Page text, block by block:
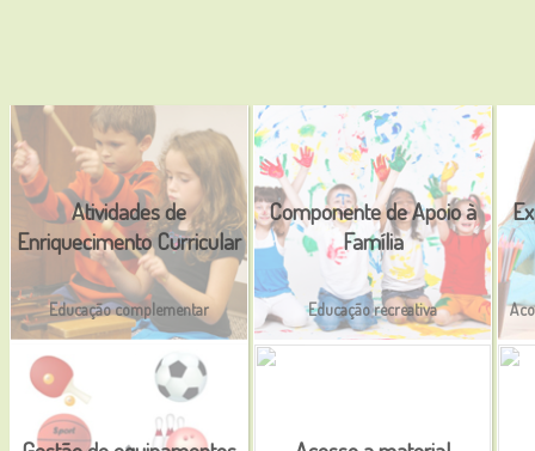
Atividades de
Enriquecimento Curricular
Educação complementar
Componente de Apoio à
Família
Educação recreativa